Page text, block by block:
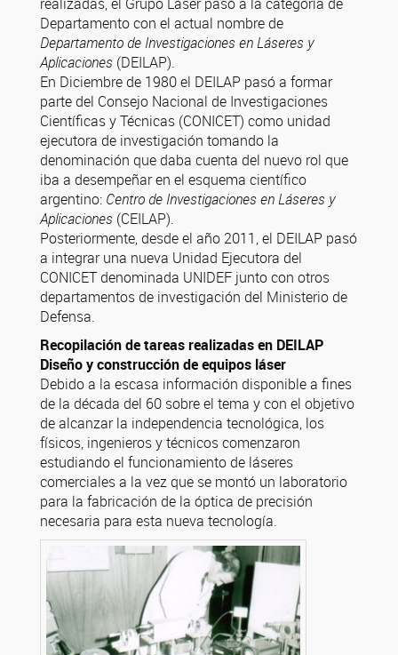
Departamento con el actual nombre de
Departamento de Investigaciones en Láseres y
Aplicaciones (DEILAP).
En Diciembre de 1980 el DEILAP pasó a formar
parte del Consejo Nacional de Investigaciones
Científicas y Técnicas (CONICET) como unidad
ejecutora de investigación tomando la
denominación que daba cuenta del nuevo rol que
iba a desempeñar en el esquema científico
argentino: Centro de Investigaciones en Láseres y
Aplicaciones (CEILAP).
Posteriormente, desde el año 2011, el DEILAP pasó
a integrar una nueva Unidad Ejecutora del
CONICET denominada UNIDEF junto con otros
departamentos de investigación del Ministerio de
Defensa.
Recopilación de tareas realizadas en DEILAP
Diseño y construcción de equipos láser
Debido a la escasa información disponible a fines
de la década del 60 sobre el tema y con el objetivo
de alcanzar la independencia tecnológica, los
físicos, ingenieros y técnicos comenzaron
estudiando el funcionamiento de láseres
comerciales a la vez que se montó un laboratorio
para la fabricación de la óptica de precisión
necesaria para esta nueva tecnología.